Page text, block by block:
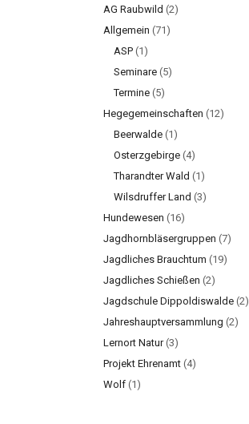
AG Raubwild (2)
Allgemein (71)
ASP (1)
Seminare (5)
Termine (5)
Hegegemeinschaften (12)
Beerwalde (1)
Osterzgebirge (4)
Tharandter Wald (1)
Wilsdruffer Land (3)
Hundewesen (16)
Jagdhornbläsergruppen (7)
Jagdliches Brauchtum (19)
Jagdliches Schießen (2)
Jagdschule Dippoldiswalde (2)
Jahreshauptversammlung (2)
Lernort Natur(3)
Projekt Ehrenamt (4)
Wolf (1)